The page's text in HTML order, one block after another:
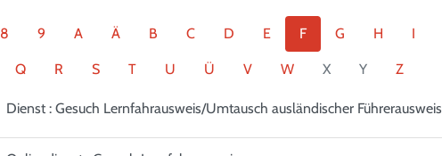
8 9 A Ä B C D E F G H I
Q R S T U Ü V W X Y Z
Dienst : Gesuch Lernfahrausweis/Umtausch ausländischer Führerausweis